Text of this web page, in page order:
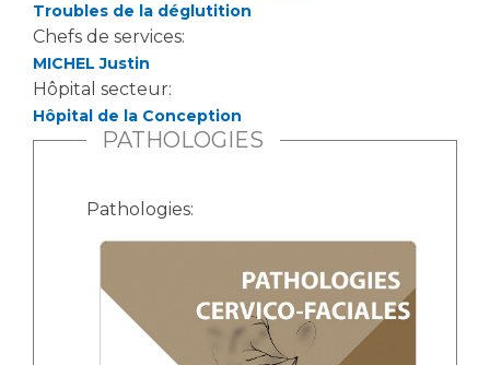
Troubles de la déglutition
Chefs de services:
MICHEL Justin
Hôpital secteur:
Hôpital de la Conception
PATHOLOGIES
Pathologies: